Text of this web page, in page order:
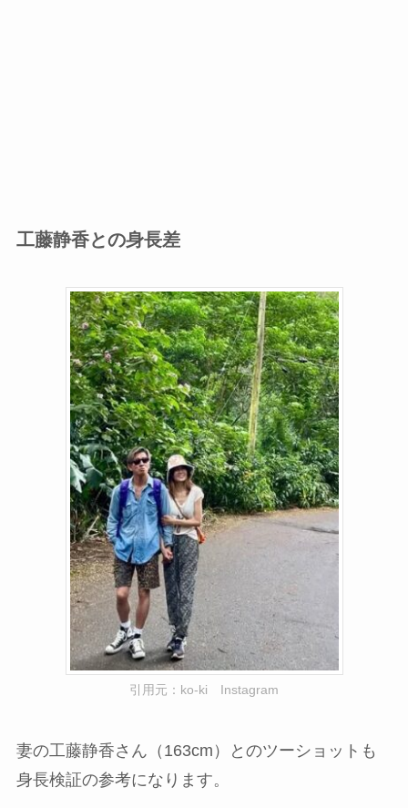
工藤静香との身長差
引用元：ko-ki Instagram
妻の工藤静香さん（163cm）とのツーショットも
身長検証の参考になります。